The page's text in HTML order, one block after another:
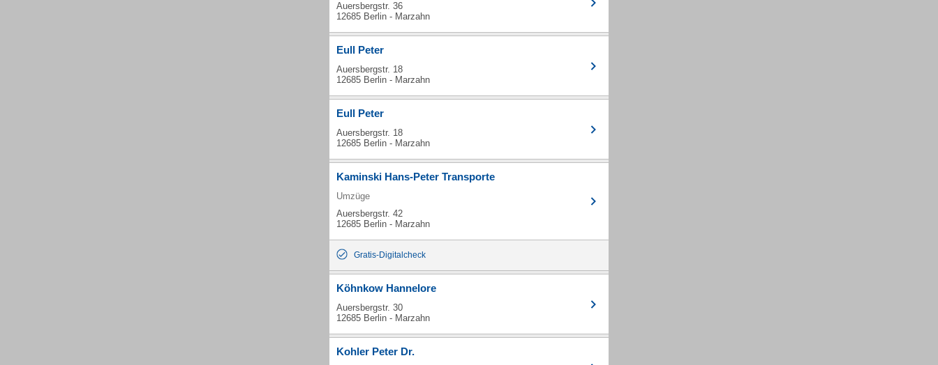
Auersbergstr. 36
12685 Berlin - Marzahn
Eull Peter
Auersbergstr. 18
12685 Berlin - Marzahn
Eull Peter
Auersbergstr. 18
12685 Berlin - Marzahn
Kaminski Hans-Peter Transporte
Umzüge
Auersbergstr. 42
12685 Berlin - Marzahn
Gratis-Digitalcheck
Köhnkow Hannelore
Auersbergstr. 30
12685 Berlin - Marzahn
Kohler Peter Dr.